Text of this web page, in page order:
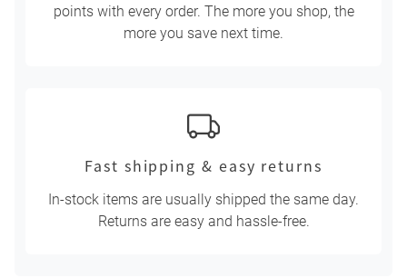
points with every order. The more you shop, the
more you save next time.
Fast shipping & easy returns
In-stock items are usually shipped the same day.
Returns are easy and hassle-free.